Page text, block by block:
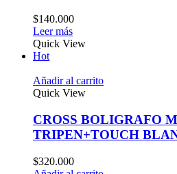
$140.000
Leer más
Quick View
Hot
Añadir al carrito
Quick View
CROSS BOLIGRAFO
TRIPEN+TOUCH
$320.000